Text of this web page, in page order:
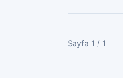
Sayfa 1 / 1